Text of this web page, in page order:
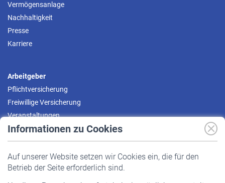
Informationen zu Cookies
Auf unserer Website setzen wir Cookies ein, die für den
Betrieb der Seite erforderlich sind.
Vermögensanlage
Nachhaltigkeit
Presse
Karriere
Arbeitgeber
Pflichtversicherung
Freiwillige Versicherung
Veranstaltungen
Pflichtversicherung